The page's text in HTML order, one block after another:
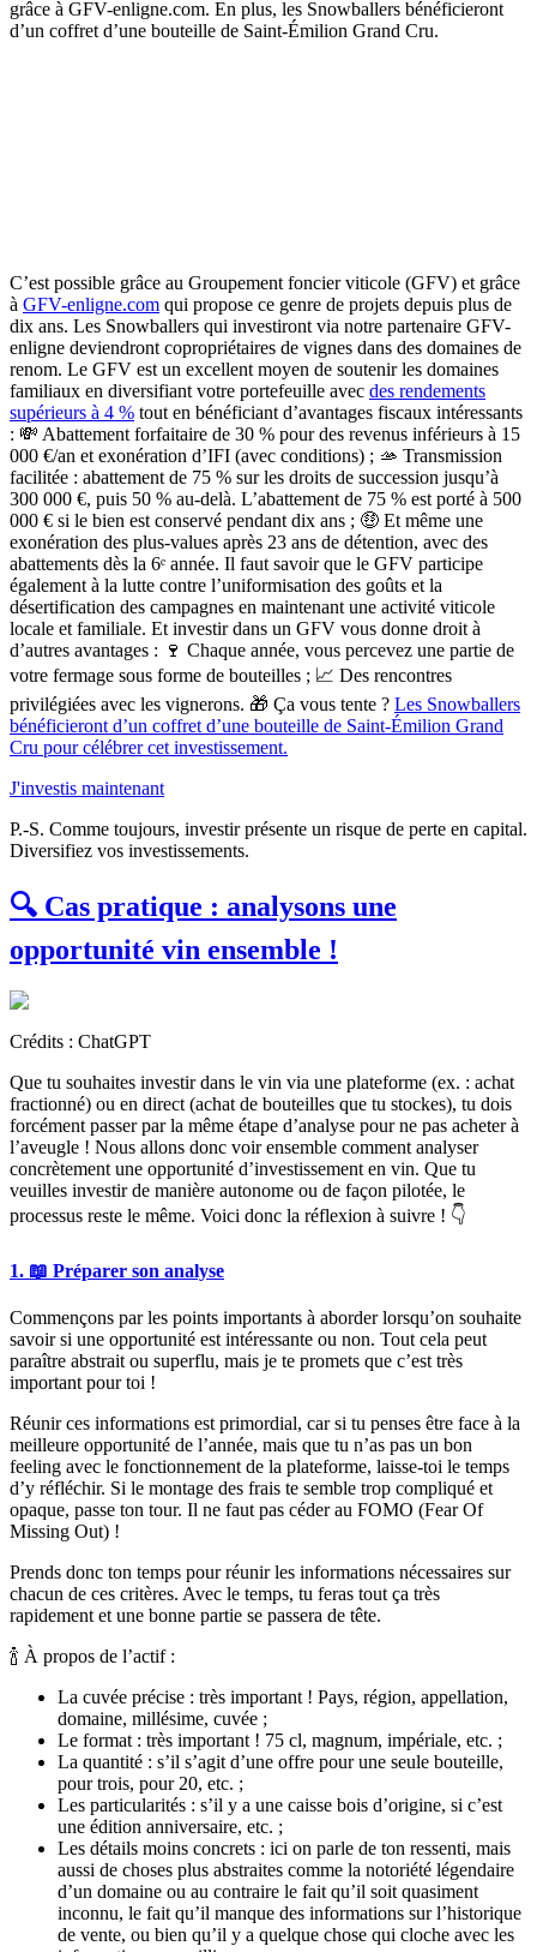
grâce à GFV-enligne.com. En plus, les Snowballers bénéficieront
d’un coffret d’une bouteille de Saint-Émilion Grand Cru.
C’est possible grâce au Groupement foncier viticole (GFV) et grâce
à GFV-enligne.com qui propose ce genre de projets depuis plus de
dix ans. Les Snowballers qui investiront via notre partenaire GFV-
enligne deviendront copropriétaires de vignes dans des domaines de
renom. Le GFV est un excellent moyen de soutenir les domaines
familiaux en diversifiant votre portefeuille avec des rendements
supérieurs à 4 % tout en bénéficiant d’avantages fiscaux intéressants
: 💸 Abattement forfaitaire de 30 % pour des revenus inférieurs à 15
000 €/an et exonération d’IFI (avec conditions) ; 🫴 Transmission
facilitée : abattement de 75 % sur les droits de succession jusqu’à
300 000 €, puis 50 % au-delà. L’abattement de 75 % est porté à 500
000 € si le bien est conservé pendant dix ans ; 🤑 Et même une
exonération des plus-values après 23 ans de détention, avec des
abattements dès la 6ᵉ année. Il faut savoir que le GFV participe
également à la lutte contre l’uniformisation des goûts et la
désertification des campagnes en maintenant une activité viticole
locale et familiale. Et investir dans un GFV vous donne droit à
d’autres avantages : 🍷 Chaque année, vous percevez une partie de
votre fermage sous forme de bouteilles ; 📈 Des rencontres
privilégiées avec les vignerons. 🎁 Ça vous tente ? Les Snowballers
bénéficieront d’un coffret d’une bouteille de Saint-Émilion Grand
Cru pour célébrer cet investissement.
J'investis maintenant
P.-S. Comme toujours, investir présente un risque de perte en capital.
Diversifiez vos investissements.
🔍 Cas pratique : analysons une
opportunité vin ensemble !
Crédits : ChatGPT
Que tu souhaites investir dans le vin via une plateforme (ex. : achat
fractionné) ou en direct (achat de bouteilles que tu stockes), tu dois
forcément passer par la même étape d’analyse pour ne pas acheter à
l’aveugle ! Nous allons donc voir ensemble comment analyser
concrètement une opportunité d’investissement en vin. Que tu
veuilles investir de manière autonome ou de façon pilotée, le
processus reste le même. Voici donc la réflexion à suivre ! 👇
1. 📖 Préparer son analyse
Commençons par les points importants à aborder lorsqu’on souhaite
savoir si une opportunité est intéressante ou non. Tout cela peut
paraître abstrait ou superflu, mais je te promets que c’est très
important pour toi !
Réunir ces informations est primordial, car si tu penses être face à la
meilleure opportunité de l’année, mais que tu n’as pas un bon
feeling avec le fonctionnement de la plateforme, laisse-toi le temps
d’y réfléchir. Si le montage des frais te semble trop compliqué et
opaque, passe ton tour. Il ne faut pas céder au FOMO (Fear Of
Missing Out) !
Prends donc ton temps pour réunir les informations nécessaires sur
chacun de ces critères. Avec le temps, tu feras tout ça très
rapidement et une bonne partie se passera de tête.
🍾 À propos de l’actif :
La cuvée précise : très important ! Pays, région, appellation,
domaine, millésime, cuvée ;
Le format : très important ! 75 cl, magnum, impériale, etc. ;
La quantité : s’il s’agit d’une offre pour une seule bouteille,
pour trois, pour 20, etc. ;
Les particularités : s’il y a une caisse bois d’origine, si c’est
une édition anniversaire, etc. ;
Les détails moins concrets : ici on parle de ton ressenti, mais
aussi de choses plus abstraites comme la notoriété légendaire
d’un domaine ou au contraire le fait qu’il soit quasiment
inconnu, le fait qu’il manque des informations sur l’historique
de vente, ou bien qu’il y a quelque chose qui cloche avec les